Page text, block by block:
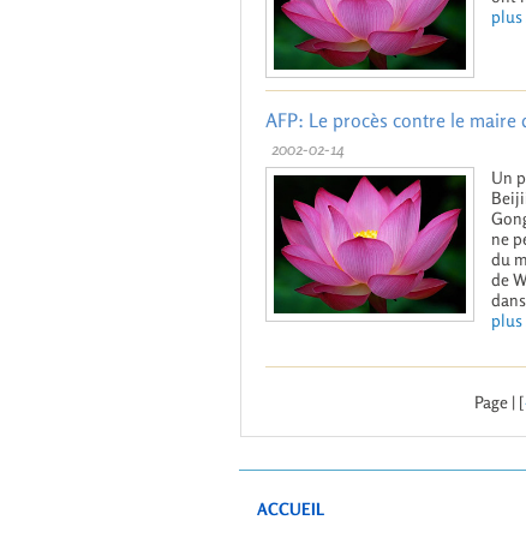
plus
AFP: Le procès contre le maire
2002-02-14
Un
ne
du
de
plus
Page | [
ACCUEIL